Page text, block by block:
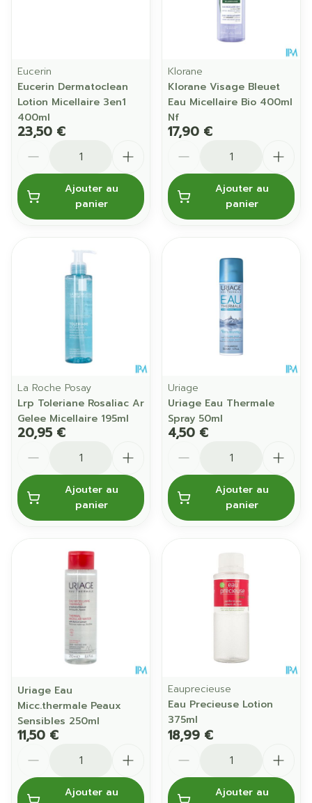
Eucerin
Eucerin Dermatoclean
Lotion Micellaire 3en1
400ml
23,50 €
Ajouter au
panier
Klorane
Klorane Visage Bleuet
Eau Micellaire Bio 400ml
Nf
17,90 €
Ajouter au
panier
La Roche Posay
Lrp Toleriane Rosaliac Ar
Gelee Micellaire 195ml
20,95 €
Ajouter au
panier
Uriage
Uriage Eau Thermale
Spray 50ml
4,50 €
Ajouter au
panier
Uriage Eau
Micc.thermale Peaux
Sensibles 250ml
11,50 €
Ajouter au
Eauprecieuse
Eau Precieuse Lotion
375ml
18,99 €
Ajouter au